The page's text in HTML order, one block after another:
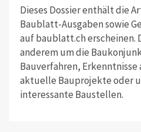
Dieses Dossier enthält die
Baublatt-Ausgaben sowie
auf baublatt.ch erscheinen.
anderem um die
Bauverfahren, Erkenntnisse
aktuelle Bauprojekte oder
interessante Baustellen.